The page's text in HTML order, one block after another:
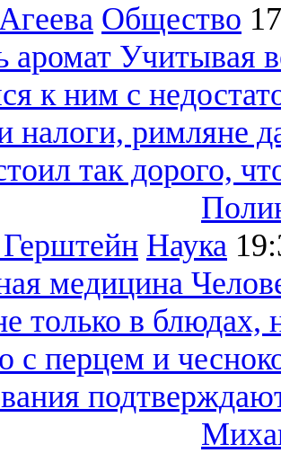
Общество
аромат Учитывая
к ним с
налоги, римляне
так дорого,
Наука
медицина
только в
с перцем и